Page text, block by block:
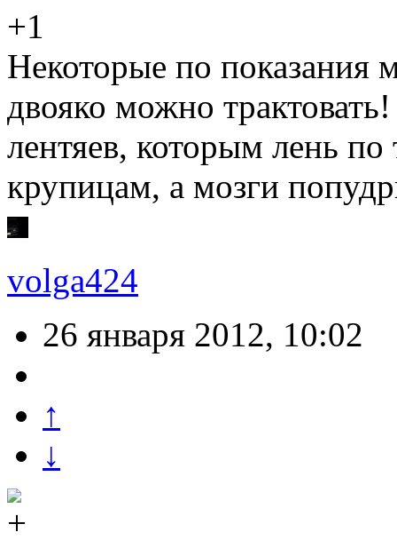
+1
Некоторые по показания
двояко можно
лентяев, которым лень
крупицам, а мозги
volga424
26 января 2012, 10:02
↑
↓